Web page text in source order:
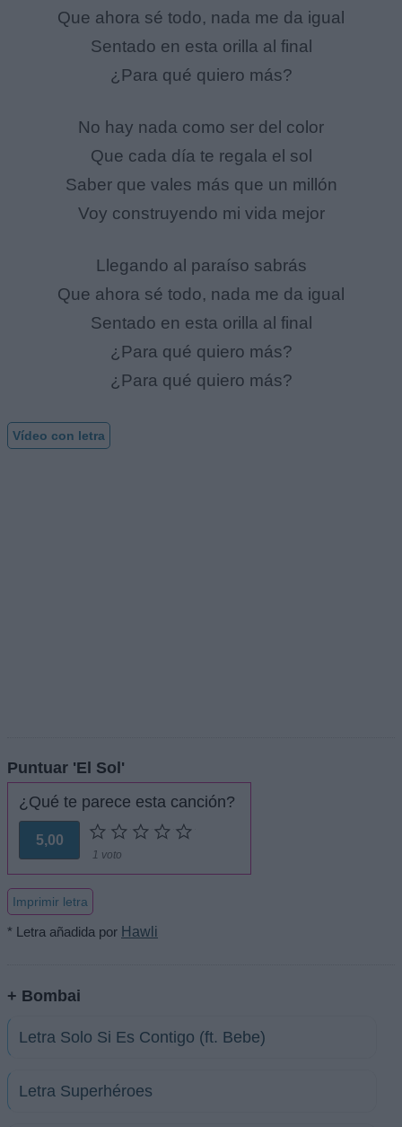
Que ahora sé todo, nada me da igual
Sentado en esta orilla al final
¿Para qué quiero más?
No hay nada como ser del color
Que cada día te regala el sol
Saber que vales más que un millón
Voy construyendo mi vida mejor
Llegando al paraíso sabrás
Que ahora sé todo, nada me da igual
Sentado en esta orilla al final
¿Para qué quiero más?
¿Para qué quiero más?
Vídeo con letra
Puntuar 'El Sol'
¿Qué te parece esta canción?
5,00
1 voto
Imprimir letra
* Letra añadida por Hawli
+ Bombai
Letra Solo Si Es Contigo (ft. Bebe)
Letra Superhéroes